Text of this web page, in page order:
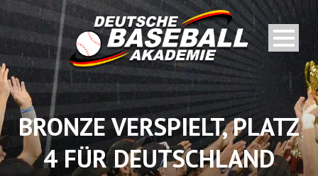
BRONZE VERSPIELT, PLATZ
4 FÜR DEUTSCHLAND